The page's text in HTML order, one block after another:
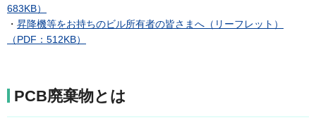
683KB）
・ 昇降機等をお持ちのビル所有者の皆さまへ（リーフレット）
（PDF：512KB）
PCB廃棄物とは